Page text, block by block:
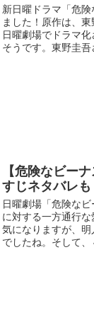
新日曜ドラマ「危
ました！原作は、
日曜劇場でドラマ
そうです。東野圭
【危険なビー
すじネタバレも
日曜劇場「危険な
に対する一方通行
気になりますが、
でしたね。そして、